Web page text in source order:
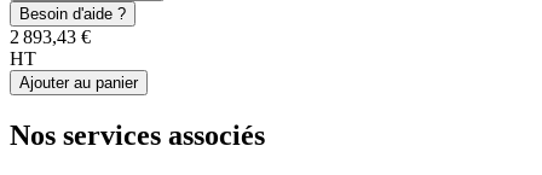
Besoin d'aide ?
2 893,43 €
HT
Ajouter au panier
Nos services associés